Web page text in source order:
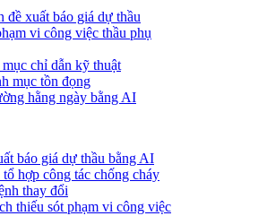
đề xuất báo giá dự thầu
vi công việc thầu phụ
chỉ dẫn kỹ thuật
mục tồn đọng
hằng ngày bằng AI
báo giá dự thầu bằng AI
hợp công tác chống cháy
thay đổi
thiếu sót phạm vi công việc